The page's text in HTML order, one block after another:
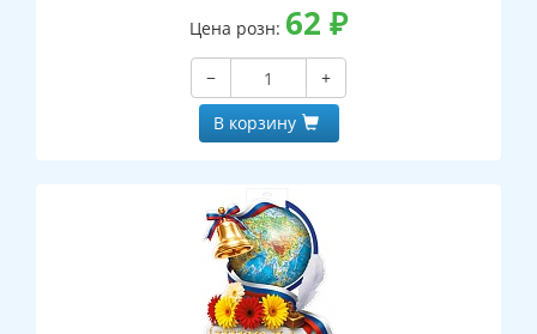
Цена розн: 62 ₽
−
+
В корзину